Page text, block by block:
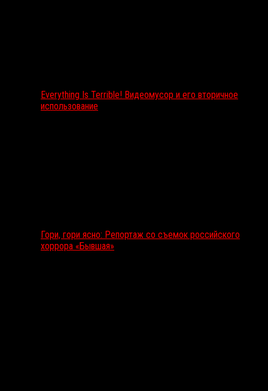
Everything Is Terrible! Видеомусор и его вторичное
использование
Гори, гори ясно: Репортаж со съемок российского
хоррора «Бывшая»